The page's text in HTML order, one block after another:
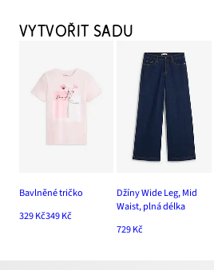
VYTVOŘIT SADU
Bavlněné tričko
329 Kč349 Kč
Džíny Wide Leg, Mid
Waist, plná délka
729 Kč